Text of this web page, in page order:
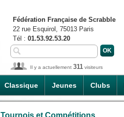
Classique Jeunes Clubs
Fédération Française de Scrabble
22 rue Esquirol, 75013 Paris
Tél : 01.53.92.53.20
Il y a actuellement 311 visiteurs
Tournois et Compétitions